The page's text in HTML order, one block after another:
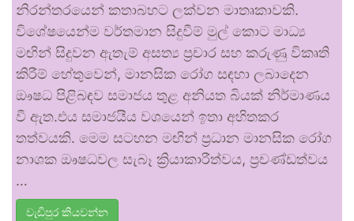
නිරන්තරයෙන් කතාබහට ලක්වන මාතෘකාවකි.
විශේෂයෙන්ම වර්තමාන සිදුවීම් මුල් කොට මාධ්‍ය
මඟින් සිදුවන ඇතැම් අසත්‍ය ප්‍රචාර සහ කරුණු විකෘති
කිරීම් හේතුවෙන්, මානසික රෝග සඳහා ලබාදෙන
ඖෂධ පිළිබඳව සමාජය තුළ අනියත බියක් නිර්මාණය
වී ඇත.එය සමාජයීය වශයෙන් ඉතා අහිතකර
තත්වයකි. මෙම සටහන මඟින් ප්‍රධාන මානසික රෝග
නාශක ඖෂධවල සැබෑ ක්‍රියාකාරීත්වය, ප්‍රචණ්ඩත්වය
…
වැඩිපුර කියවන්න